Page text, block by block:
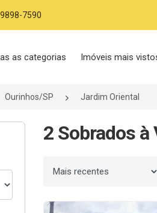
7590
as categorias Imóveis mais
Ourinhos/SP Jardim Oriental
2 Sobrados à
Ordenar por